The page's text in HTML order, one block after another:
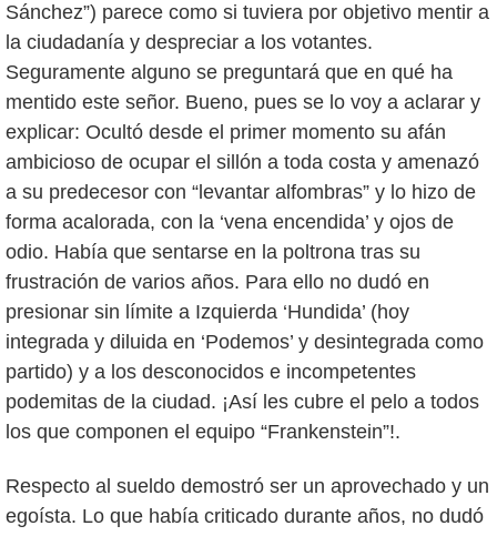
Sánchez”) parece como si tuviera por objetivo mentir a
la ciudadanía y despreciar a los votantes.
Seguramente alguno se preguntará que en qué ha
mentido este señor. Bueno, pues se lo voy a aclarar y
explicar: Ocultó desde el primer momento su afán
ambicioso de ocupar el sillón a toda costa y amenazó
a su predecesor con “levantar alfombras” y lo hizo de
forma acalorada, con la ‘vena encendida’ y ojos de
odio. Había que sentarse en la poltrona tras su
frustración de varios años. Para ello no dudó en
presionar sin límite a Izquierda ‘Hundida’ (hoy
integrada y diluida en ‘Podemos’ y desintegrada como
partido) y a los desconocidos e incompetentes
podemitas de la ciudad. ¡Así les cubre el pelo a todos
los que componen el equipo “Frankenstein”!.
Respecto al sueldo demostró ser un aprovechado y un
egoísta. Lo que había criticado durante años, no dudó